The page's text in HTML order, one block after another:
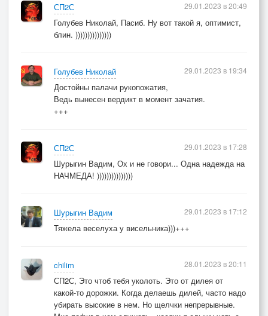
СП2С
Голубев Николай, Пасиб. Ну вот такой я, оптимист,
блин. )))))))))))))))
29.01.2023 в 20:49
Голубев Николай
Достойны палачи рукопожатия,
Ведь вынесен вердикт в момент зачатия.
+++
29.01.2023 в 19:34
СП2С
Шурыгин Вадим, Ох и не говори... Одна надежда на
НАЧМЕДА! )))))))))))))))
29.01.2023 в 17:28
Шурыгин Вадим
Тяжела веселуха у висельника)))+++
29.01.2023 в 17:12
chilim
СП2С, Это чтоб тебя уколоть. Это от дилея от
какой-то дорожки. Когда делаешь дилей, часто надо
убирать высокие в нем. Но щелчки непрерывные.
28.01.2023 в 20:11